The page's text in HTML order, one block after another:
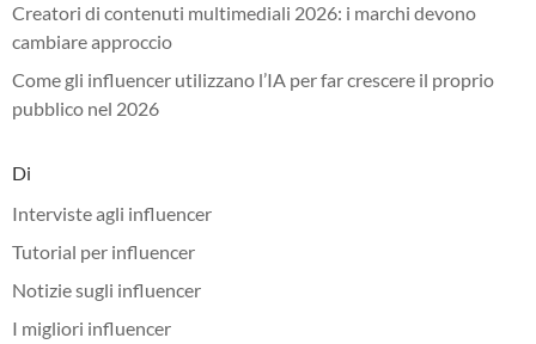
Creatori di contenuti multimediali 2026: i marchi devono
cambiare approccio
Come gli influencer utilizzano l’IA per far crescere il proprio
pubblico nel 2026
Di
Interviste agli influencer
Tutorial per influencer
Notizie sugli influencer
I migliori influencer